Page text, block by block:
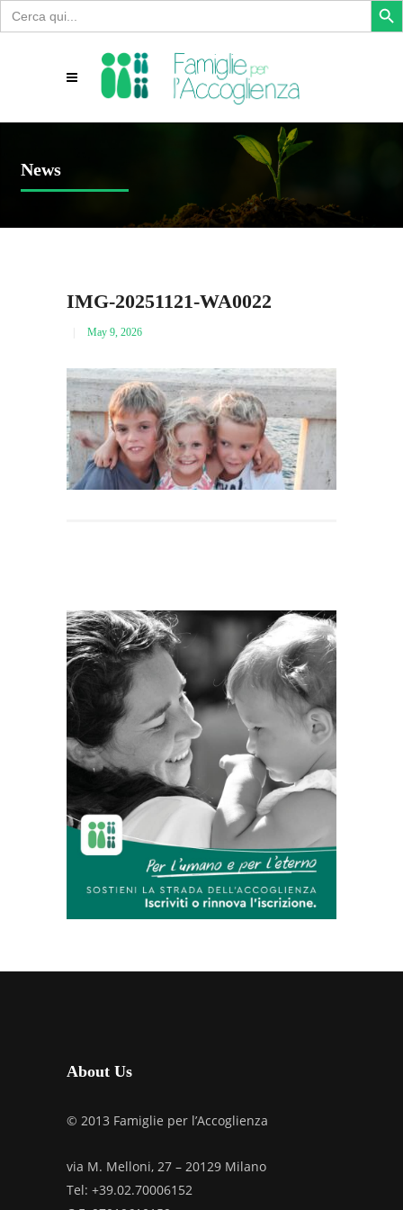
Search
for:
News
IMG-20251121-WA0022
May 9, 2026
About Us
© 2013 Famiglie per l’Accoglienza
via M. Melloni, 27 – 20129 Milano
Tel: +39.02.70006152